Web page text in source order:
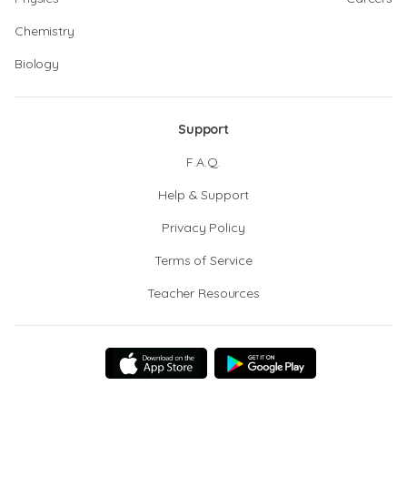
Chemistry
Biology
Support
F.A.Q.
Help & Support
Privacy Policy
Terms of Service
Teacher Resources